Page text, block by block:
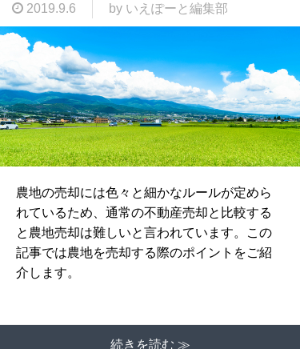
2019.9.6 by いえぽーと編集部
農地の売却には色々と細かなルールが定めら
れているため、通常の不動産売却と比較する
と農地売却は難しいと言われています。この
記事では農地を売却する際のポイントをご紹
介します。
続きを読む ≫